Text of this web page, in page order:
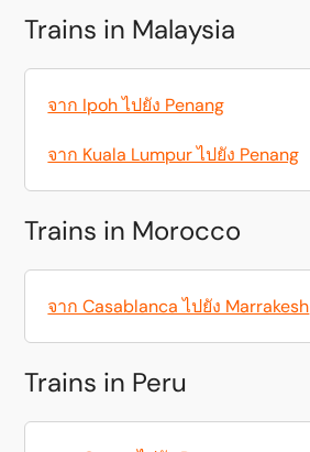
Trains in Malaysia
จาก Ipoh ไปยัง Penang
จาก Kuala Lumpur ไปยัง Penang
Trains in Morocco
จาก Casablanca ไปยัง Marrakesh
Trains in Peru